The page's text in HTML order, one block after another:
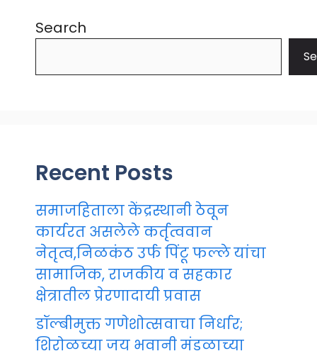
Search
Recent Posts
समाजहिताला केंद्रस्थानी ठेवून
कार्यरत असलेले कर्तृत्ववान
नेतृत्व,निळकंठ उर्फ पिंटू फल्ले यांचा
सामाजिक, राजकीय व सहकार
क्षेत्रातील प्रेरणादायी प्रवास
डॉल्बीमुक्त गणेशोत्सवाचा निर्धार;
शिरोळच्या जय भवानी मंडळाच्या